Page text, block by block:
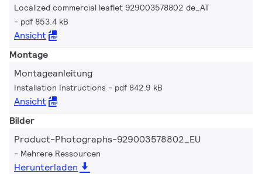
Localized commercial leaflet 929003578802 de_AT
pdf 853.4 kB
Ansicht
Montage
Montageanleitung
Installation Instructions pdf 842.9 kB
Ansicht
Bilder
Product-Photographs-929003578802_EU
Mehrere Ressourcen
Herunterladen